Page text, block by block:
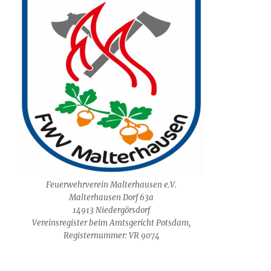
Feuerwehrverein Malterhausen e.V.
Malterhausen Dorf 63a
14913 Niedergörsdorf
Vereinsregister beim Amtsgericht Potsdam,
Registernummer: VR 9074